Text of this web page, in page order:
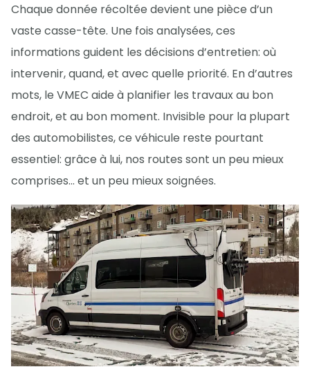
Chaque donnée récoltée devient une pièce d’un
vaste casse-tête. Une fois analysées, ces
informations guident les décisions d’entretien: où
intervenir, quand, et avec quelle priorité. En d’autres
mots, le VMEC aide à planifier les travaux au bon
endroit, et au bon moment. Invisible pour la plupart
des automobilistes, ce véhicule reste pourtant
essentiel: grâce à lui, nos routes sont un peu mieux
comprises… et un peu mieux soignées.